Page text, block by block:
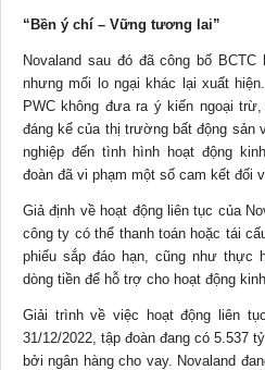
“Bền ý chí – Vững tương lai”
Novaland sau đó đã công bố
nhưng mối lo ngại khác lại xuất
PWC không đưa ra ý kiến ngoại
đáng kể của thị trường bất động sản
nghiệp đến tình hình hoạt động
đoàn đã vi phạm một số cam kết đối
Giả định về hoạt động liên tục của
công ty có thể thanh toán hoặc tái
phiếu sắp đáo hạn, cũng như thực
dòng tiền để hỗ trợ cho hoạt động
Giải trình về việc hoạt động liên
31/12/2022, tập đoàn đang có 5.537
bởingân hàngcho vay. Novaland